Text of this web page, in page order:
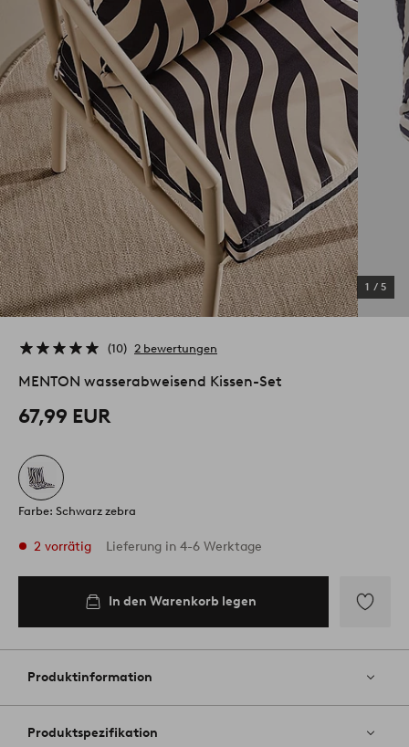
1 / 5
10 2 bewertungen
MENTON wasserabweisend Kissen-Set
67,99 EUR
Farbe: Schwarz zebra
2 vorrätig Lieferung in 4-6 Werktage
In den Warenkorb legen
Favoriten
Produktinformation
Produktspezifikation